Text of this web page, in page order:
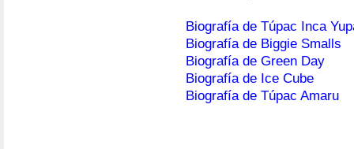
Biografía de Túpac Inca
Biografía de Biggie Smalls
Biografía de Green Day
Biografía de Ice Cube
Biografía de Túpac Amaru